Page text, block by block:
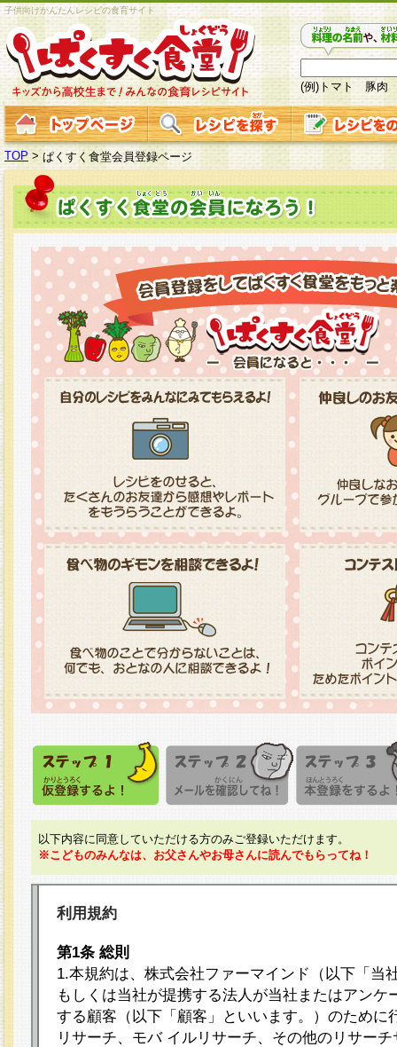
子供向けかんたんレシピの食育サイト
(例)トマト 豚肉
TOP > ぱくすく食堂会員登録ページ
以下内容に同意していただける方のみご登録いただけます。
※こどものみんなは、お父さんやお母さんに読んでもらってね！
利用規約
第1条 総則
1.本規約は、株式会社ファーマインド（以下「当
もしくは当社が提携する法人が当社またはアンケ
する顧客（以下「顧客」といいます。）のために
リサーチ、モバ イルリサーチ、その他のリサー